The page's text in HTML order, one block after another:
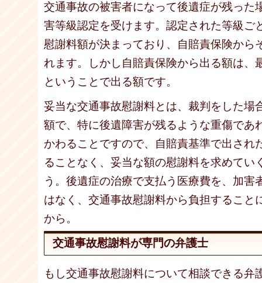
交通事故の被害者になって後遺症が残った
害等級認定を受けます。認定された等級ご
慰謝料額が決まっており、自賠責保険から
れます。しかし自賠責保険から出る額は、
ということで出る額です。
妥当な交通事故慰謝料とは、裁判をした場
額で、特に後遺障害が残るような重傷であ
かわることですので、自賠責基準で出され
ることなく、妥当な額の慰謝料を求めてい
う。後遺症の治療で支払う医療費を、加害
はなく、交通事故慰謝料から負担すること
から。
交通事故慰謝料が専門の弁護士
もし交通事故慰謝料について相談できる弁